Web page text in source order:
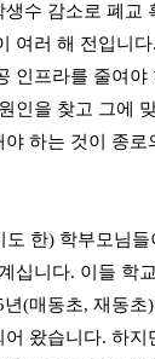
수 감소로 폐교
여러 해 전입니
인프라를 줄여야
인을 찾고 그에
하는 것이 종로
도 한) 학부모님
십니다. 이들 학
(매동초, 재동초
왔습니다. 하지